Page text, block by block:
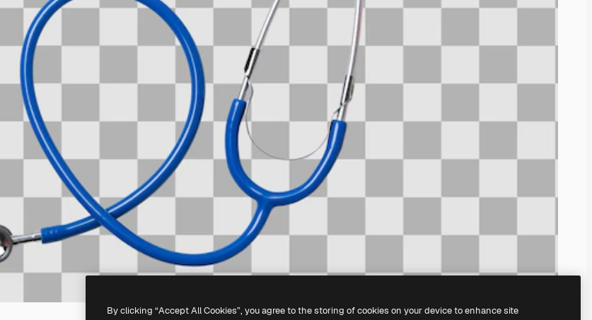
By clicking “Accept All Cookies”, you agree to the storing of cookies on your device to enhance site